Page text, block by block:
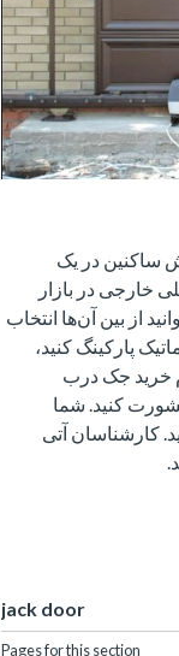
ساکنین در یک
خارجی در بازار
از بین آن‌ها انتخاب
پارکینگ کنید،
خرید جک درب
کنید. شما
کارشناسان آتی
jack door
Pages for this section